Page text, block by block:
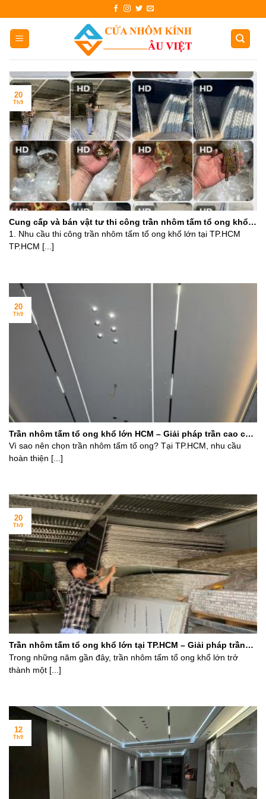
content
Cung cấp và bán vật tư thi công trần nhôm tấm tổ ong khổ
lớn giá rẻ Hồ Chí Minh
1. Nhu cầu thi công trần nhôm tấm tổ ong khổ lớn tại TP.HCM
TP.HCM [...]
20
Th9
Trần nhôm tấm tổ ong khổ lớn HCM – Giải pháp trần cao cấp
cho công trình hiện đại
Vì sao nên chọn trần nhôm tấm tổ ong? Tại TP.HCM, nhu cầu
hoàn thiện [...]
20
Th9
Trần nhôm tấm tổ ong khổ lớn tại TP.HCM – Giải pháp trần
hiện đại cho kiến trúc sư và chủ nhà
Trong những năm gần đây, trần nhôm tấm tổ ong khổ lớn trở
thành một [...]
20
Th9
12
Th9